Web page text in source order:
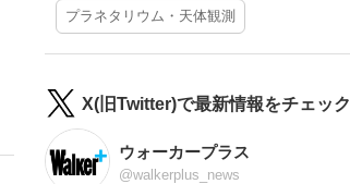
プラネタリウム・天体観測
X(旧Twitter)で最新情報をチェック
ウォーカープラス
@walkerplus_news